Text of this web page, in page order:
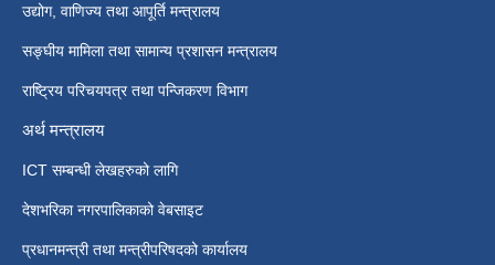
उद्योग, वाणिज्य तथा आपूर्ति मन्त्रालय
सङ्घीय मामिला तथा सामान्य प्रशासन मन्त्रालय
राष्ट्रिय परिचयपत्र तथा पन्जिकरण विभाग
अर्थ मन्त्रालय
ICT सम्बन्धी लेखहरुको लागि
देशभरिका नगरपालिकाको वेबसाइट
प्रधानमन्त्री तथा मन्त्रीपरिषदको कार्यालय